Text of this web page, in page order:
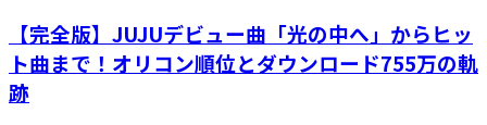
【完全版】JUJUデビュー曲「光の中へ」からヒッ
ト曲まで！オリコン順位とダウンロード755万の軌
跡